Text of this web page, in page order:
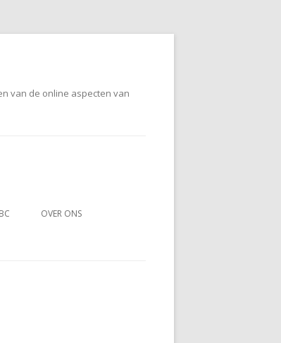
van de online aspecten van
OVER ONS